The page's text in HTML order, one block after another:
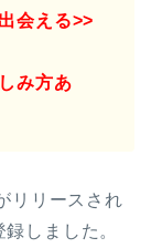
会える>>
み方あ
リリースされ
しました。